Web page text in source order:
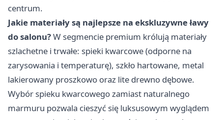
centrum.
Jakie materiały są najlepsze na ekskluzywne ławy
do salonu?W segmencie premium królują materiały
szlachetne i trwałe: spieki kwarcowe (odporne na
zarysowania i temperaturę), szkło hartowane, metal
lakierowany proszkowo oraz lite drewno dębowe.
Wybór spieku kwarcowego zamiast naturalnego
marmuru pozwala cieszyć się luksusowym wyglądem